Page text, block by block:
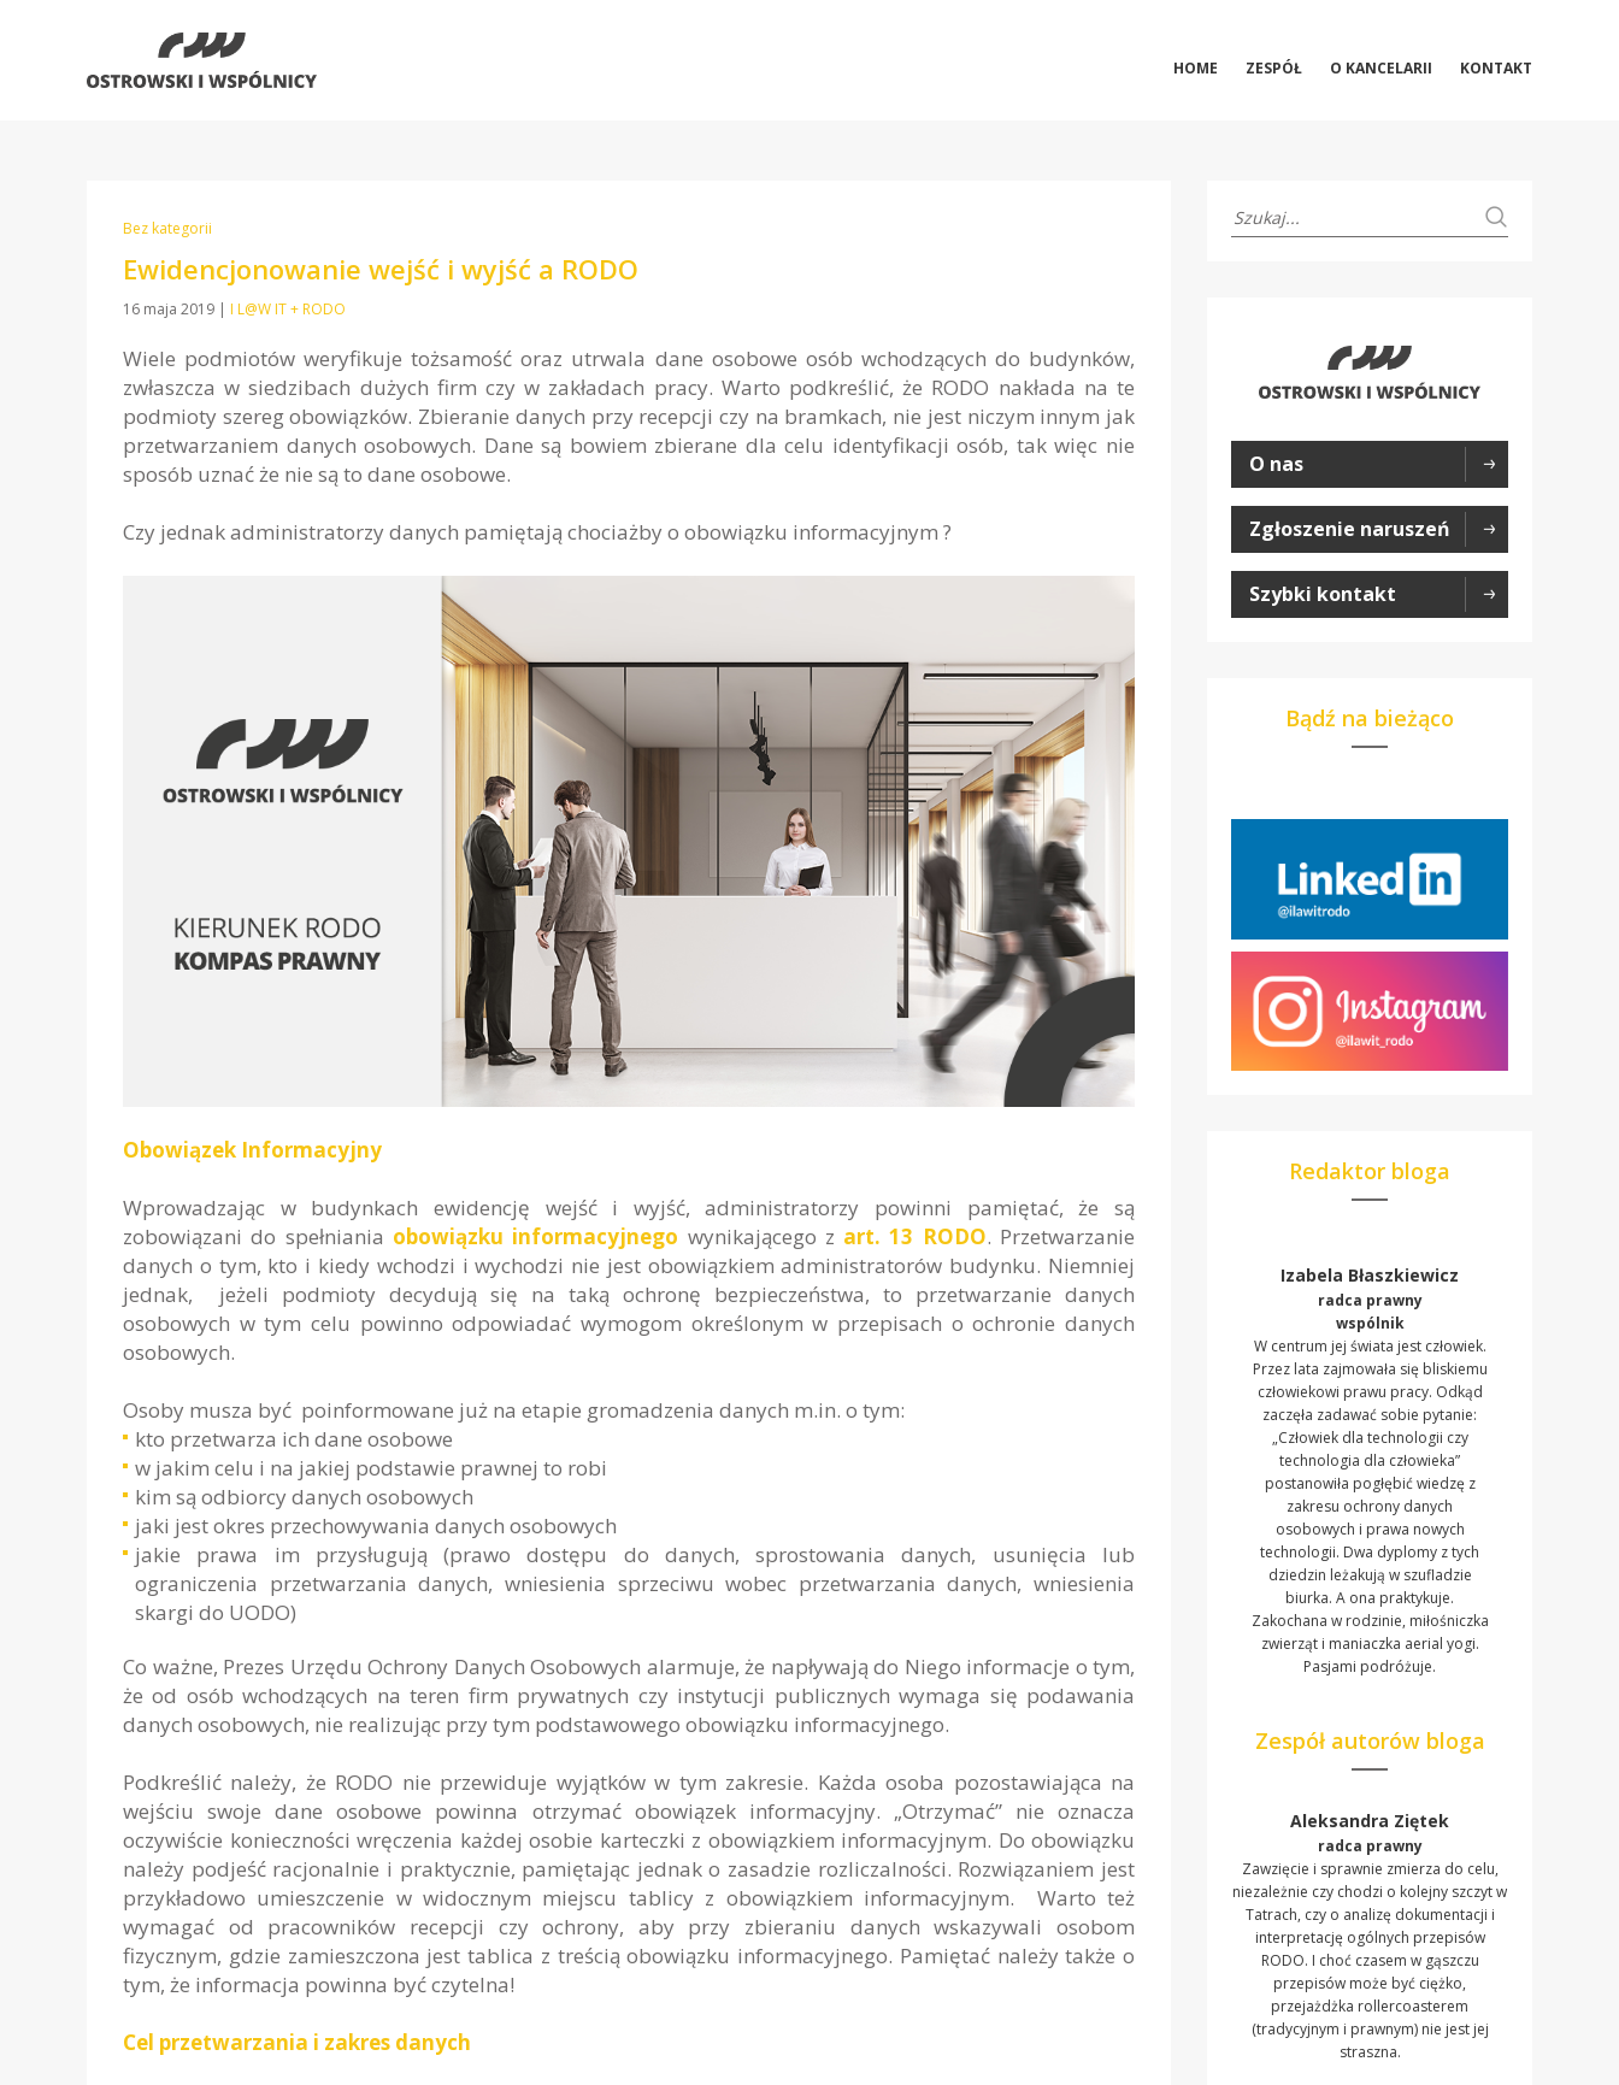
HOME ZESPÓŁ O KANCELARII KONTAKT
Bez kategorii
Ewidencjonowanie wejść i wyjść a RODO
16 maja 2019 | I L@W IT + RODO
Wiele podmiotów weryfikuje tożsamość oraz utrwala dane osobowe osób wchodzących do budynków,
zwłaszcza w siedzibach dużych firm czy w zakładach pracy. Warto podkreślić, że RODO nakłada na te
podmioty szereg obowiązków. Zbieranie danych przy recepcji czy na bramkach, nie jest niczym innym jak
przetwarzaniem danych osobowych. Dane są bowiem zbierane dla celu identyfikacji osób, tak więc nie
sposób uznać że nie są to dane osobowe.
Czy jednak administratorzy danych pamiętają chociażby o obowiązku informacyjnym ?
Obowiązek Informacyjny
Wprowadzając w budynkach ewidencję wejść i wyjść, administratorzy powinni pamiętać, że są
zobowiązani do spełniania obowiązku informacyjnego wynikającego z art. 13 RODO. Przetwarzanie
danych o tym, kto i kiedy wchodzi i wychodzi nie jest obowiązkiem administratorów budynku. Niemniej
jednak, jeżeli podmioty decydują się na taką ochronę bezpieczeństwa, to przetwarzanie danych
osobowych w tym celu powinno odpowiadać wymogom określonym w przepisach o ochronie danych
osobowych.
Osoby musza być poinformowane już na etapie gromadzenia danych m.in. o tym:
kto przetwarza ich dane osobowe
w jakim celu i na jakiej podstawie prawnej to robi
kim są odbiorcy danych osobowych
jaki jest okres przechowywania danych osobowych
jakie prawa im przysługują (prawo dostępu do danych, sprostowania danych, usunięcia lub
ograniczenia przetwarzania danych, wniesienia sprzeciwu wobec przetwarzania danych, wniesienia
skargi do UODO)
Co ważne, Prezes Urzędu Ochrony Danych Osobowych alarmuje, że napływają do Niego informacje o tym,
że od osób wchodzących na teren firm prywatnych czy instytucji publicznych wymaga się podawania
danych osobowych, nie realizując przy tym podstawowego obowiązku informacyjnego.
Podkreślić należy, że RODO nie przewiduje wyjątków w tym zakresie. Każda osoba pozostawiająca na
wejściu swoje dane osobowe powinna otrzymać obowiązek informacyjny. „Otrzymać” nie oznacza
oczywiście konieczności wręczenia każdej osobie karteczki z obowiązkiem informacyjnym. Do obowiązku
należy podjeść racjonalnie i praktycznie, pamiętając jednak o zasadzie rozliczalności. Rozwiązaniem jest
przykładowo umieszczenie w widocznym miejscu tablicy z obowiązkiem informacyjnym. Warto też
wymagać od pracowników recepcji czy ochrony, aby przy zbieraniu danych wskazywali osobom
fizycznym, gdzie zamieszczona jest tablica z treścią obowiązku informacyjnego. Pamiętać należy także o
tym, że informacja powinna być czytelna!
Cel przetwarzania i zakres danych
O nas
Zgłoszenie naruszeń
Szybki kontakt
Bądź na bieżąco
Redaktor bloga
Izabela Błaszkiewicz
radca prawny
wspólnik
W centrum jej świata jest człowiek.
Przez lata zajmowała się bliskiemu
człowiekowi prawu pracy. Odkąd
zaczęła zadawać sobie pytanie:
„Człowiek dla technologii czy
technologia dla człowieka”
postanowiła pogłębić wiedzę z
zakresu ochrony danych
osobowych i prawa nowych
technologii. Dwa dyplomy z tych
dziedzin leżakują w szufladzie
biurka. A ona praktykuje.
Zakochana w rodzinie, miłośniczka
zwierząt i maniaczka aerial yogi.
Pasjami podróżuje.
Zespół autorów bloga
Aleksandra Ziętek
radca prawny
Zawzięcie i sprawnie zmierza do celu,
niezależnie czy chodzi o kolejny szczyt w
Tatrach, czy o analizę dokumentacji i
interpretację ogólnych przepisów
RODO. I choć czasem w gąszczu
przepisów może być ciężko,
przejażdżka rollercoasterem
(tradycyjnym i prawnym) nie jest jej
straszna.